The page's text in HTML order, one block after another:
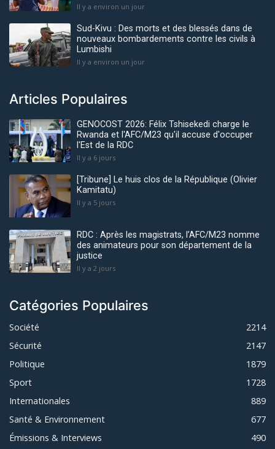
Il y a environ un jour
Sud-Kivu : Des morts et des blessés dans de
nouveaux bombardements contre les civils à
Lumbishi
Il y a environ un jour
Articles Populaires
GENOCOST 2026: Félix Tshisekedi charge le
Rwanda et l'AFC/M23 qu'il accuse d'occuper
l'Est de la RDC
Il y a 6 jours
[Tribune] Le huis clos de la République (Olivier
Kamitatu)
Il y a 5 jours
RDC : Après les magistrats, l’AFC/M23 nomme
des animateurs pour son département de la
justice
Il y a 2 jours
Catégories Populaires
Société
2214
Sécurité
2147
Politique
1879
Sport
1728
Internationales
889
Santé & Environnement
677
Émissions & Interviews
490